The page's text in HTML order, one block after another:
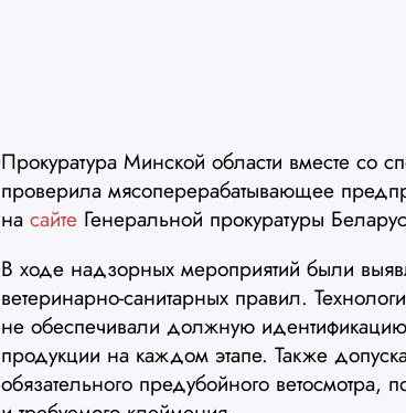
Прокуратура Минской области вместе со
проверила мясоперерабатывающее
на сайте Генеральной прокуратуры
В ходе надзорных мероприятий были
ветеринарно-санитарных правил.
не обеспечивали должную
продукции на каждом этапе. Также
обязательного предубойного ветосмотра,